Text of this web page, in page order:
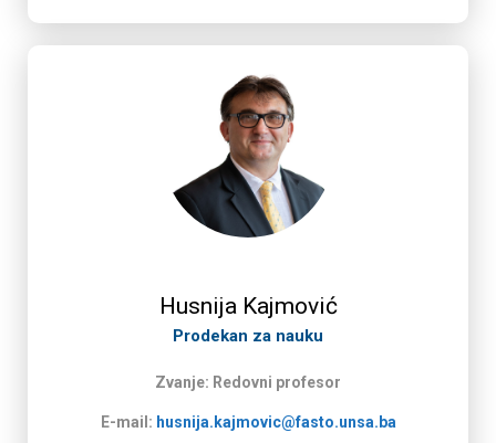
Husnija Kajmović
Prodekan za nauku
Zvanje: Redovni profesor
E-mail: husnija.kajmovic@fasto.unsa.ba